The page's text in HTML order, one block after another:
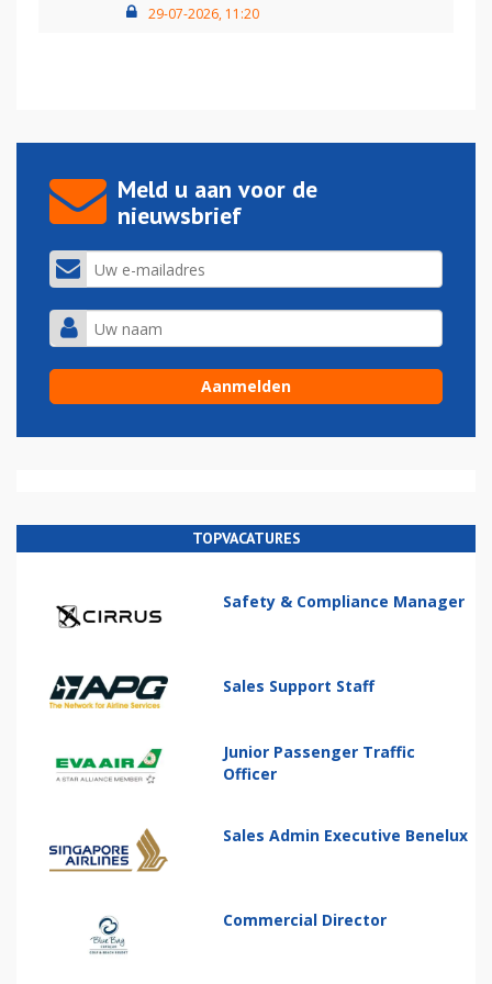
29-07-2026, 11:20
Meld u aan voor de
nieuwsbrief
TOPVACATURES
Safety & Compliance Manager
Sales Support Staff
Junior Passenger Traffic
Officer
Sales Admin Executive Benelux
Commercial Director